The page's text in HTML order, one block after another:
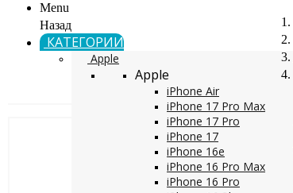
Menu
Назад
КАТЕГОРИИ
Apple
Apple
iPhone Air
iPhone 17 Pro Max
iPhone 17 Pro
iPhone 17
iPhone 16e
iPhone 16 Pro Max
iPhone 16 Pro